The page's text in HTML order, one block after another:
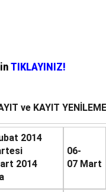
TIKLAYINIZ!
ve KAYIT
2014
2014
06-
07 Mart